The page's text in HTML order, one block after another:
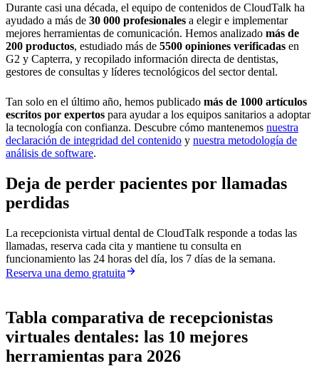
Durante casi una década, el equipo de contenidos de CloudTalk ha
ayudado a más de 30 000 profesionales a elegir e implementar
mejores herramientas de comunicación. Hemos analizado más de
200 productos, estudiado más de 5500 opiniones verificadas en
G2 y Capterra, y recopilado información directa de dentistas,
gestores de consultas y líderes tecnológicos del sector dental.
Tan solo en el último año, hemos publicado más de 1000 artículos
escritos por expertos para ayudar a los equipos sanitarios a adoptar
la tecnología con confianza. Descubre cómo mantenemos nuestra
declaración de integridad del contenido y nuestra metodología de
análisis de software.
Deja de perder pacientes por llamadas
perdidas
La recepcionista virtual dental de CloudTalk responde a todas las
llamadas, reserva cada cita y mantiene tu consulta en
funcionamiento las 24 horas del día, los 7 días de la semana.
Reserva una demo gratuita
Tabla comparativa de recepcionistas
virtuales dentales: las 10 mejores
herramientas para 2026